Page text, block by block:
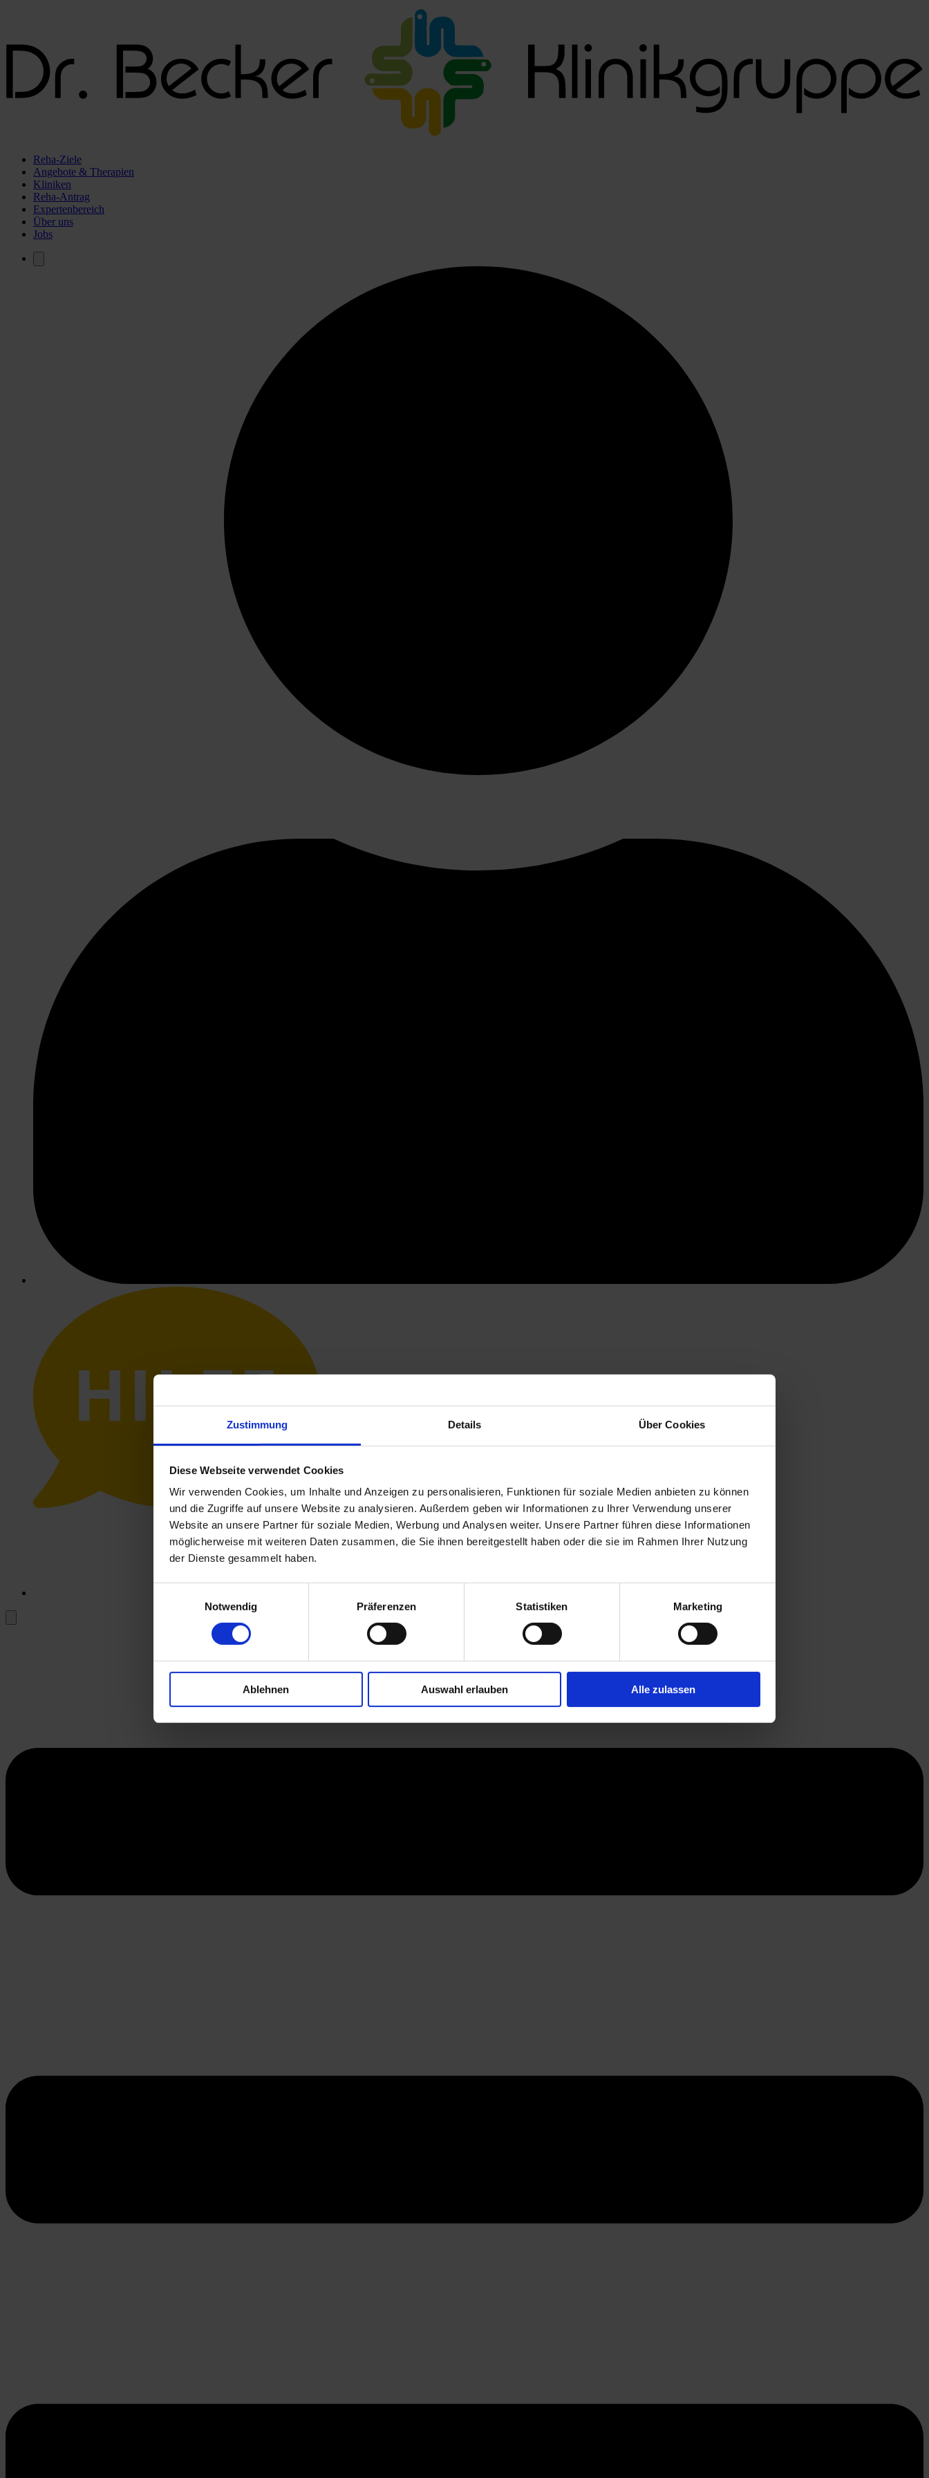
Zustimmung Details Über Cookies
Diese Webseite verwendet Cookies
Wir verwenden Cookies, um Inhalte und Anzeigen zu personalisieren, Funktionen für soziale Medien anbieten zu können
und die Zugriffe auf unsere Website zu analysieren. Außerdem geben wir Informationen zu Ihrer Verwendung unserer
Website an unsere Partner für soziale Medien, Werbung und Analysen weiter. Unsere Partner führen diese Informationen
möglicherweise mit weiteren Daten zusammen, die Sie ihnen bereitgestellt haben oder die sie im Rahmen Ihrer Nutzung
der Dienste gesammelt haben.
Notwendig
Präferenzen Statistiken Marketing
Ablehnen Auswahl erlauben Alle zulassen
Reha-Ziele
Angebote & Therapien
Kliniken
Reha-Antrag
Expertenbereich
Über uns
Jobs
HILFE